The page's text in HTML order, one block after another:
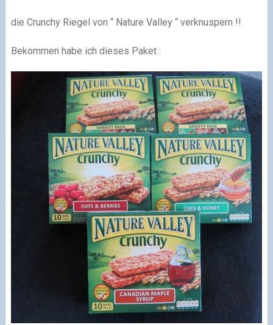
die Crunchy Riegel von “ Nature Valley “ verknuspern !!
Bekommen habe ich dieses Paket :